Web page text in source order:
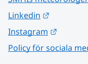
Linkedin
Instagram
Policy för sociala